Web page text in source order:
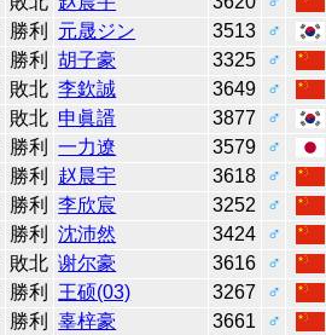
勝利 元晟ジン 3513
♂
勝利 胡子豪 3325
♂
敗北 李欽誠 3649
♂
敗北 申眞諝 3877
♂
勝利 一力遼 3579
♂
勝利 赵晨宇 3618
♂
勝利 李欣宸 3252
♂
勝利 沈沛然 3424
♂
敗北 谢尔豪 3616
♂
勝利 王硕(03) 3267
♂
勝利 辜梓豪 3661
♂